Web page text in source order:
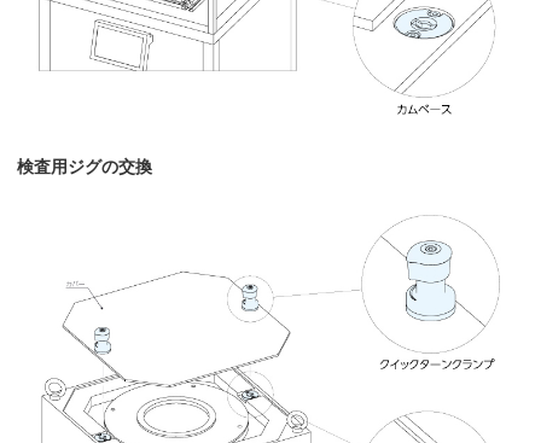
検査用ジグの交換